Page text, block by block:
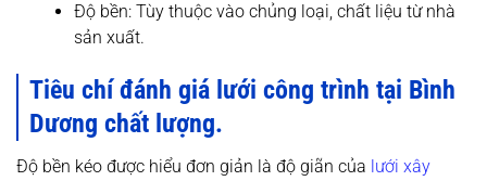
Độ bền: Tùy thuộc vào chủng loại, chất liệu từ nhà
sản xuất.
Tiêu chí đánh giá lưới công trình tại Bình
Dương chất lượng.
Độ bền kéo được hiểu đơn giản là độ giãn của lưới xây